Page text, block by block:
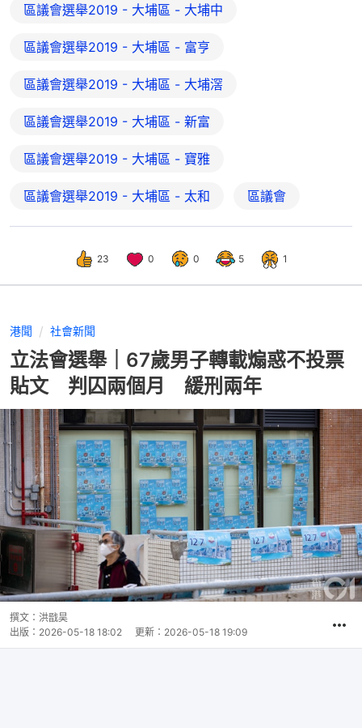
區議會選舉2019 - 大埔區 - 大埔中
區議會選舉2019 - 大埔區 - 富亨
區議會選舉2019 - 大埔區 - 大埔滘
區議會選舉2019 - 大埔區 - 新富
區議會選舉2019 - 大埔區 - 寶雅
區議會選舉2019 - 大埔區 - 太和 區議會
23 0 0 5 1
港聞 社會新聞
立法會選舉｜67歲男子轉載煽惑不投票
貼文 判囚兩個月 緩刑兩年
撰文： 洪戩昊
出版： 2026-05-18 18:02 更新： 2026-05-18 19:09